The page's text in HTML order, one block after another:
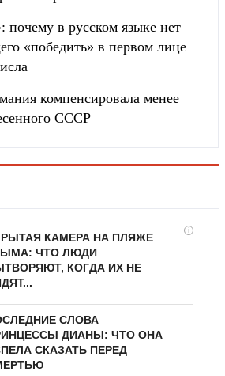
почему в русском языке нет
«победить» в первом лице
компенсировала менее
СССР
i
КАМЕРА НА ПЛЯЖЕ
ЧТО ЛЮДИ
КОГДА ИХ НЕ
СЛОВА
ДИАНЫ: ЧТО ОНА
СКАЗАТЬ ПЕРЕД